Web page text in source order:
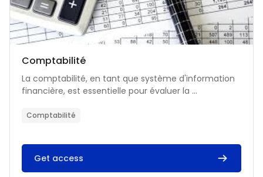
Catégorie de cours
Nom du cours
Comptabilité
Résumé du cours :
La comptabilité, en tant que système d'information
financière, est essentielle pour évaluer la ...
Comptabilité
Get access